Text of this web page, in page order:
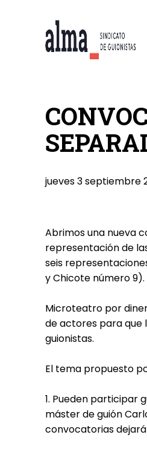
jueves 3 septiembre
Abrimos una nueva
representación de
seis
y Chicote número 9).
Microteatro por
de actores para que
guionistas.
El tema propuesto
1. Pueden participar
máster de guión
convocatorias